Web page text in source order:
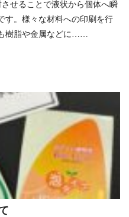
せることで液状から個体へ瞬
す。様々な材料への印刷を行
樹脂や金属などに……